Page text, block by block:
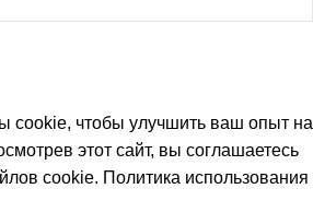
cookie, чтобы улучшить ваш опыт на
этот сайт, вы соглашаетесь
cookie. Политика использования